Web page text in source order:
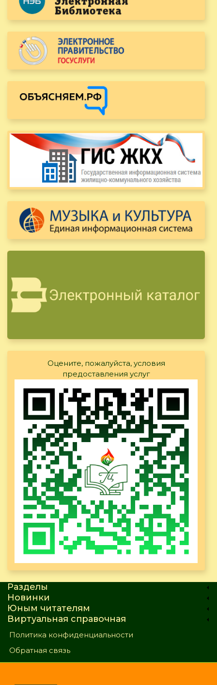
Оцените, пожалуйста, условия
предоставления услуг
Разделы
Новинки
Юным читателям
Виртуальная справочная
Политика конфиденциальности
Обратная связь